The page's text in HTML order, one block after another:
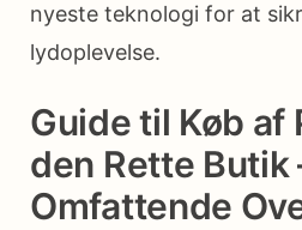
nyeste teknologi for at
lydoplevelse.
Guide til Køb af
den Rette Butik
Omfattende